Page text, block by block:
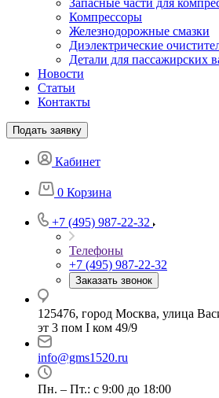
Запасные части для
Компрессоры
Железнодорожные смазки
Диэлектрические
Детали для пассажирских
Новости
Статьи
Контакты
Подать заявку
Кабинет
0 Корзина
+7 (495) 987-22-32
Телефоны
+7 (495) 987-22-32
Заказать звонок
125476, город Москва, улица
эт 3 пом I ком 49/9
info@gms1520.ru
Пн. – Пт.: с 9:00 до 18:00